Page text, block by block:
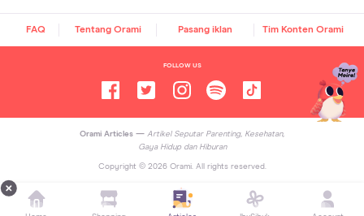
FAQ Tentang Orami Pasang iklan Tim Konten Orami
FOLLOW US
Orami Articles — Artikel Seputar Parenting, Kesehatan,
Gaya Hidup dan Hiburan
Copyright © 2026Orami. All rights reserved.